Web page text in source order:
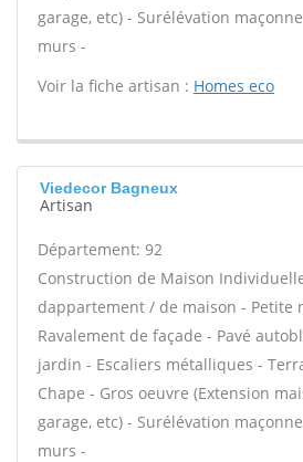
garage, etc) - Surélévation
murs -
Voir la fiche artisan : Homes eco
Viedecor Bagneux
Artisan
Département: 92
Construction de Maison
dappartement / de maison - Petite
Ravalement de façade - Pavé
jardin - Escaliers métalliques -
Chape - Gros oeuvre (Extension
garage, etc) - Surélévation
murs -